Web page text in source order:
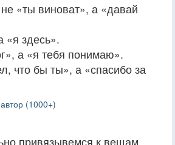
«ты виноват», а «давай
«я здесь».
а «я тебя понимаю».
что бы ты», а «спасибо за
(1000+)
привязывемся к вещам